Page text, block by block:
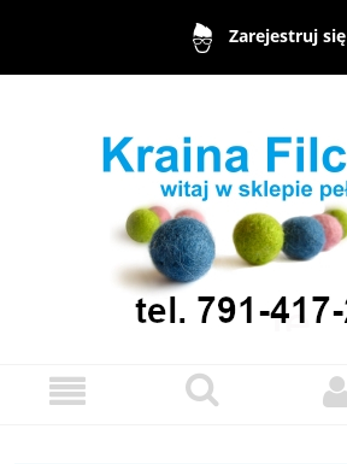
Zarejestruj się